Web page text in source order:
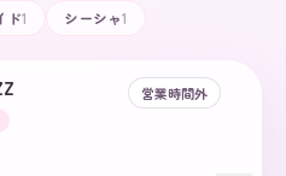
ド1 シーシャ1
営業時間外